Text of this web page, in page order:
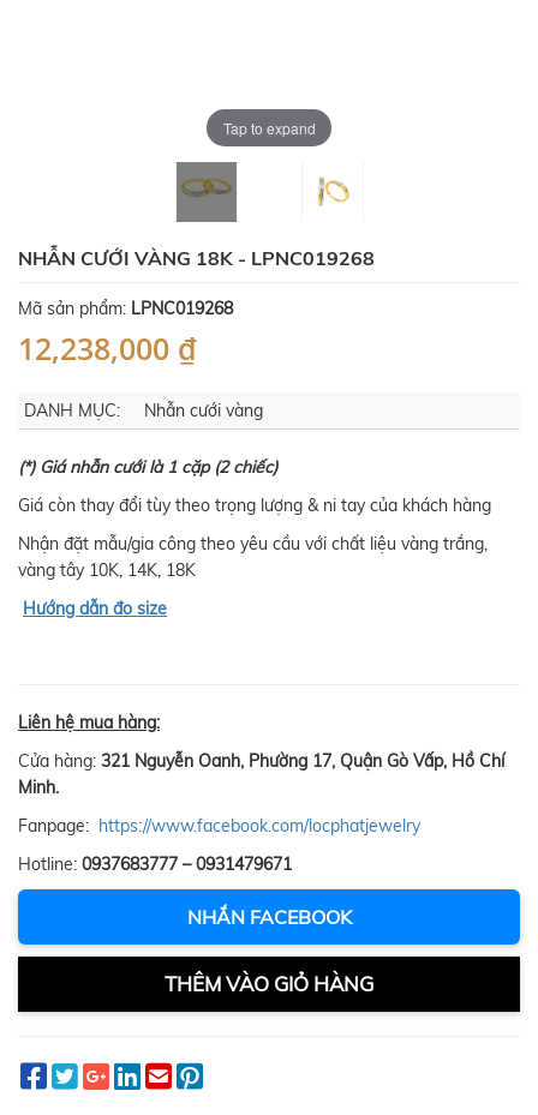
Tap to expand
NHẪN CƯỚI VÀNG 18K - LPNC019268
Mã sản phẩm: LPNC019268
12,238,000 ₫
DANH MỤC: Nhẫn cưới vàng
(*) Giá nhẫn cưới là 1 cặp (2 chiếc)
Giá còn thay đổi tùy theo trọng lượng & ni tay của khách hàng
Nhận đặt mẫu/gia công theo yêu cầu với chất liệu vàng trắng,
vàng tây 10K, 14K, 18K
Hướng dẫn đo size
Liên hệ mua hàng:
Cửa hàng: 321 Nguyễn Oanh, Phường 17, Quận Gò Vấp, Hồ Chí
Minh.
Fanpage: https://www.facebook.com/locphatjewelry
Hotline: 0937683777 – 0931479671
NHẮN FACEBOOK
THÊM VÀO GIỎ HÀNG